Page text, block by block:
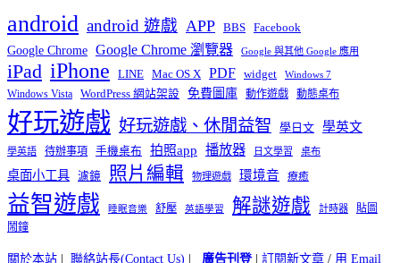
android android 遊戲 APP BBS Facebook
Google Chrome Google Chrome 瀏覽器 Google 與其他 Google 應用
iPad iPhone LINE Mac OS X PDF widget Windows 7
Windows Vista WordPress 網站架設 免費圖庫 動作遊戲 動態桌布
好玩遊戲 好玩遊戲、休閒益智 學日文 學英文
學英語 待辦事項 手機桌布 拍照app 播放器 日文學習 桌布
桌面小工具 濾鏡 照片編輯 物理遊戲 環境音 療癒
益智遊戲 睡眠音樂 舒壓 英語學習 解謎遊戲 計時器
貼圖
鬧鐘
關於本站 | 聯絡站長(Contact Us) | 廣告刊登| 訂閱新文章 / 用 Email